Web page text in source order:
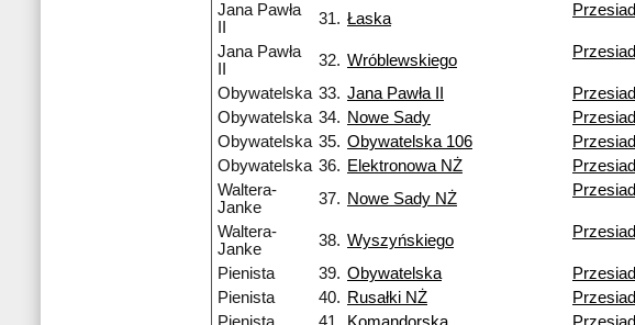
Jana Pawła
31. Łaska
Jana Pawła
32. Wróblewskiego
Obywatelska 33. Jana Pawła II
Obywatelska 34. Nowe Sady
Obywatelska 35. Obywatelska 106
Obywatelska 36. Elektronowa NŻ
Waltera-
Janke
37. Nowe Sady NŻ
Waltera-
Janke
38. Wyszyńskiego
Pienista 39. Obywatelska
Pienista
40. Rusałki NŻ